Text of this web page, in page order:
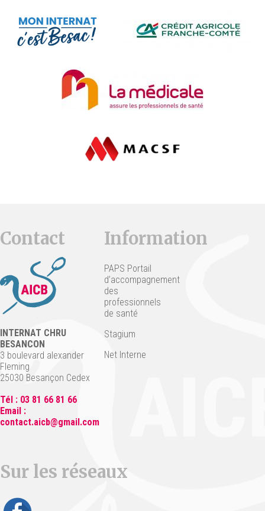
Contact
INTERNAT CHRU
BESANCON
3 boulevard alexander
Fleming
25030 Besançon Cedex
Tél : 03 81 66 81 66
Email :
contact.aicb@gmail.com
Information
PAPS Portail
d’accompagnement
des
professionnels
de santé
Stagium
Net Interne
Sur les réseaux